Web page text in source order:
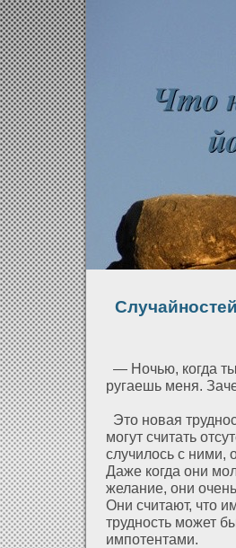
— Ночью, когда
ругаешь меня.
Это новая
могут считать
случилοсь с ними,
Даже когда они
желание, они
Они считают, что
трудность может
импοтентами.